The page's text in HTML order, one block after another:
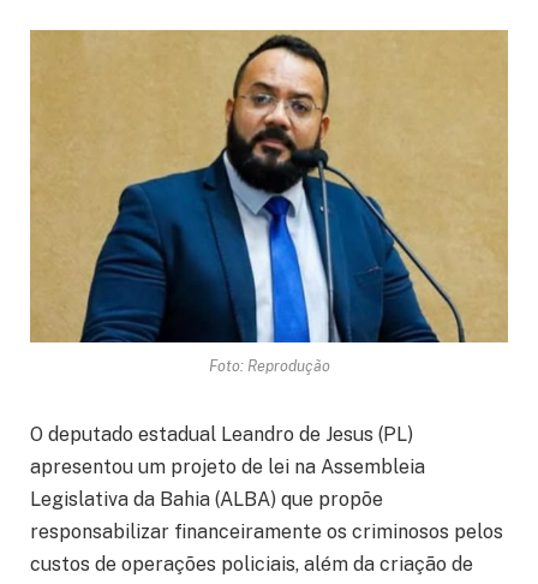
Foto: Reprodução
O deputado estadual Leandro de Jesus (PL)
apresentou um projeto de lei na Assembleia
Legislativa da Bahia (ALBA) que propõe
responsabilizar financeiramente os criminosos pelos
custos de operações policiais, além da criação de